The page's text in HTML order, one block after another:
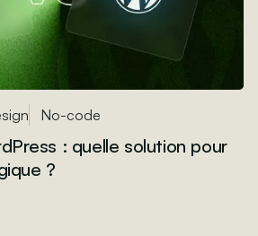
No-code
: quelle solution pour
?